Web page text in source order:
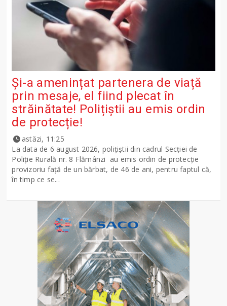
Și-a amenințat partenera de viață
prin mesaje, el fiind plecat în
străinătate! Polițiștii au emis ordin
de protecție!
astăzi, 11:25
La data de 6 august 2026, polițiștii din cadrul Secției de
Poliție Rurală nr. 8 Flămânzi au emis ordin de protecție
provizoriu față de un bărbat, de 46 de ani, pentru faptul că,
în timp ce se...